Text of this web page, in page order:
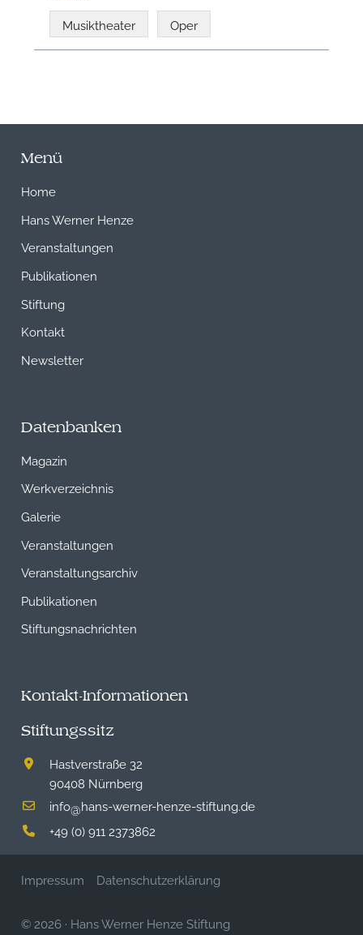
Musiktheater Oper
Menü
Home
Hans Werner Henze
Veranstaltungen
Publikationen
Stiftung
Kontakt
Newsletter
Datenbanken
Magazin
Werkverzeichnis
Galerie
Veranstaltungen
Veranstaltungsarchiv
Publikationen
Stiftungsnachrichten
Kontakt-Informationen
Stiftungssitz
Hastverstraße 32
90408 Nürnberg
info@hans-werner-henze-stiftung.de
+49 (0) 911 2373862
Impressum Datenschutzerklärung
© 2026 · Hans Werner Henze Stiftung